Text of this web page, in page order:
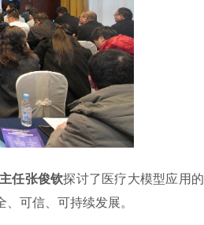
任张俊钦探讨了医疗大模型应用的
可信、可持续发展。